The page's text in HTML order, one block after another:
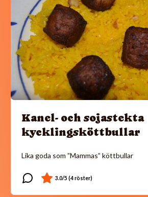
Kanel- och sojastekta
kycklingsköttbullar
Lika goda som ”Mammas” köttbullar